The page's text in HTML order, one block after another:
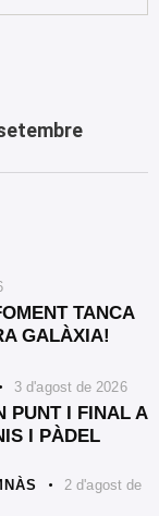
TANCA
GALÀXIA!
3 d'agost de 2026
PUNT I FINAL A
I PÀDEL
2 d'agost de